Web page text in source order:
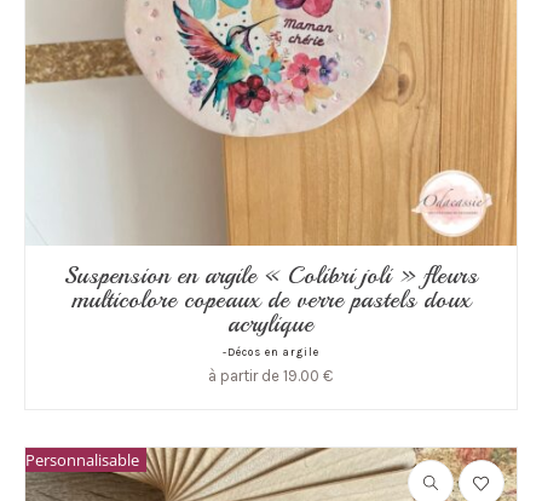
Suspension en argile « Colibri joli » fleurs
multicolore copeaux de verre pastels doux
acrylique
-Décos en argile
à partir de 19.00 €
Personnalisable